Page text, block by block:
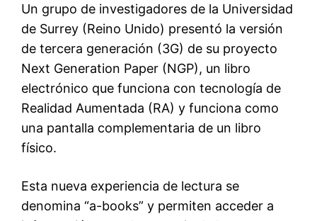
Un grupo de investigadores de la Universidad
de Surrey (Reino Unido) presentó la versión
de tercera generación (3G) de su proyecto
Next Generation Paper (NGP), un libro
electrónico que funciona con tecnología de
Realidad Aumentada (RA) y funciona como
una pantalla complementaria de un libro
físico.
Esta nueva experiencia de lectura se
denomina “a-books” y permiten acceder a